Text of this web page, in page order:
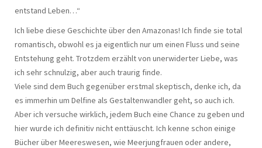
entstand Leben…“
Ich liebe diese Geschichte über den Amazonas! Ich finde sie total
romantisch, obwohl es ja eigentlich nur um einen Fluss und seine
Entstehung geht. Trotzdem erzählt von unerwiderter Liebe, was
ich sehr schnulzig, aber auch traurig finde.
Viele sind dem Buch gegenüber erstmal skeptisch, denke ich, da
es immerhin um Delfine als Gestaltenwandler geht, so auch ich.
Aber ich versuche wirklich, jedem Buch eine Chance zu geben und
hier wurde ich definitiv nicht enttäuscht. Ich kenne schon einige
Bücher über Meereswesen, wie Meerjungfrauen oder andere,